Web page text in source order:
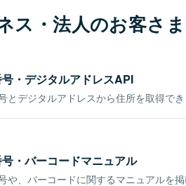
ス・法人のお客さ
・デジタルアドレスAPI
とデジタルアドレスから住所を取得でき
・バーコードマニュアル
や、バーコードに関するマニュアルを掲